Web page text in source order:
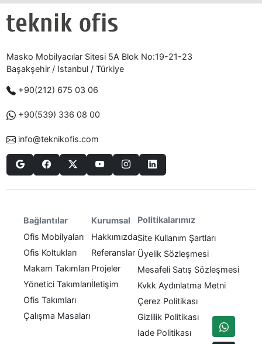
Masko Mobilyacılar Sitesi 5A Blok No:19-21-23
Başakşehir / Istanbul / Türkiye
+90(212) 675 03 06
+90(539) 336 08 00
info@teknikofis.com
Bağlantılar
Ofis Mobilyaları
Ofis Koltukları
Makam Takımları
Yönetici Takımları
Ofis Takımları
Çalışma Masaları
Kurumsal
Hakkımızda
Referanslar
Projeler
İletişim
Politikalarımız
Site Kullanım Şartları
Üyelik Sözleşmesi
Mesafeli Satış Sözleşmesi
Kvkk Aydınlatma Metni
Çerez Politikası
Gizlilik Politikası
Iade Politikası